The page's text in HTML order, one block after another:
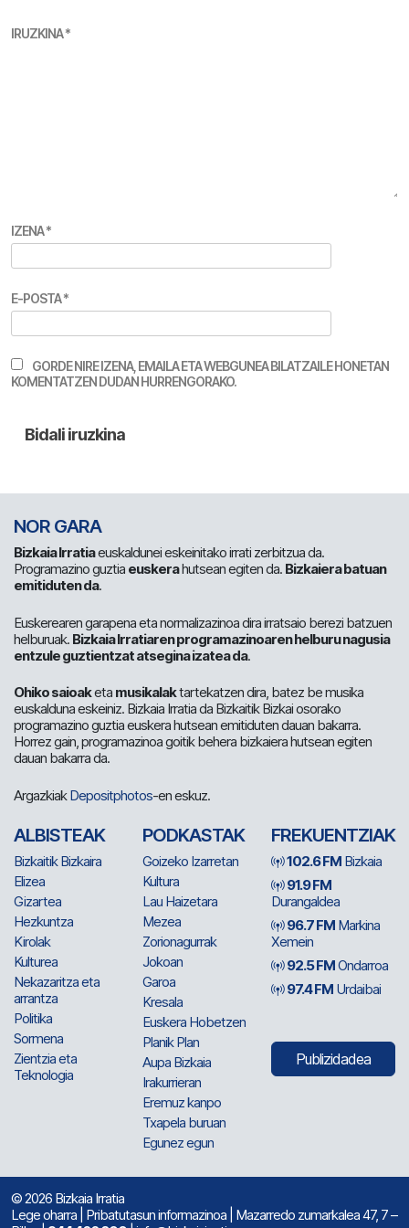
IRUZKINA*
IZENA*
E-POSTA*
GORDE NIRE IZENA, EMAILA ETA WEBGUNEA BILATZAILE HONETAN
KOMENTATZEN DUDAN HURRENGORAKO.
NOR GARA
Bizkaia Irratiaeuskaldunei eskeinitako irrati zerbitzua da.
Programazino guztia euskerahutsean egiten da. Bizkaiera batuan
emitiduten da.
Euskerearen garapena eta normalizazinoa dira irratsaio berezi batzuen
helburuak. Bizkaia Irratiaren programazinoaren helburu nagusia
entzule guztientzat atsegina izatea da.
Ohiko saioaketa musikalaktartekatzen dira, batez be musika
euskalduna eskeiniz. Bizkaia Irratia da Bizkaitik Bizkai osorako
programazino guztia euskera hutsean emitiduten dauan bakarra.
Horrez gain, programazinoa goitik behera bizkaiera hutsean egiten
dauan bakarra da.
ArgazkiakDepositphotos-en eskuz.
ALBISTEAK
Bizkaitik Bizkaira
Elizea
Gizartea
Hezkuntza
Kirolak
Kulturea
Nekazaritza eta
arrantza
Politika
Sormena
Zientzia eta
Teknologia
PODKASTAK
Goizeko Izarretan
Kultura
Lau Haizetara
Mezea
Zorionagurrak
Jokoan
Garoa
Kresala
Euskera Hobetzen
Planik Plan
Aupa Bizkaia
Irakurrieran
Eremuz kanpo
Txapela buruan
Egunez egun
FREKUENTZIAK
102.6 FM Bizkaia
91.9 FM
Durangaldea
96.7 FM Markina
Xemein
92.5 FMOndarroa
97.4 FM Urdaibai
Publizidadea
© 2026 Bizkaia Irratia
Lege oharra Pribatutasun informazinoa | Mazarredo zumarkalea 47, 7 –